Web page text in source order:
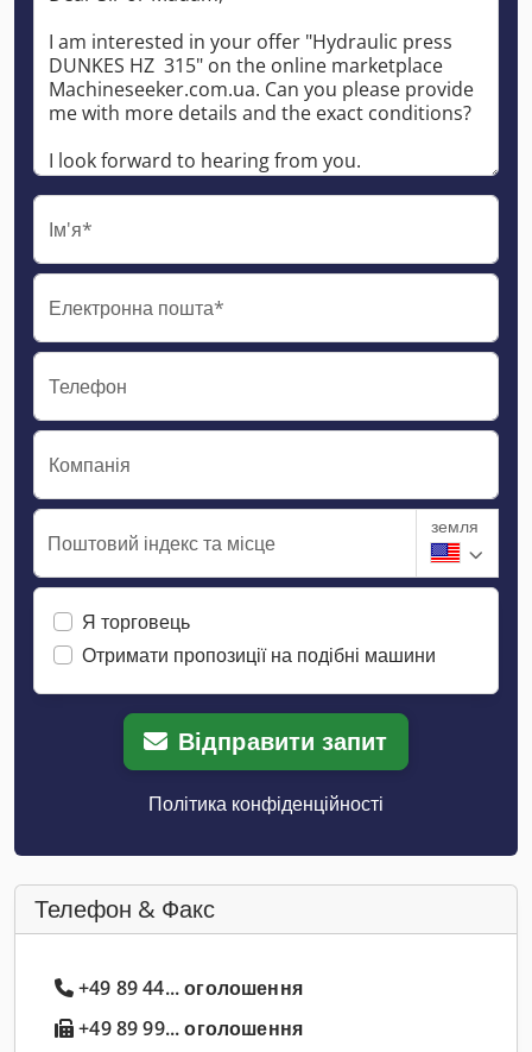
Ім'я*
Електронна пошта*
Телефон
Компанія
Поштовий індекс та місце
земля
Я торговець
Отримати пропозиції на подібні машини
Відправити запит
Політика конфіденційності
Телефон & Факс
+49 89 44... оголошення
+49 89 99... оголошення